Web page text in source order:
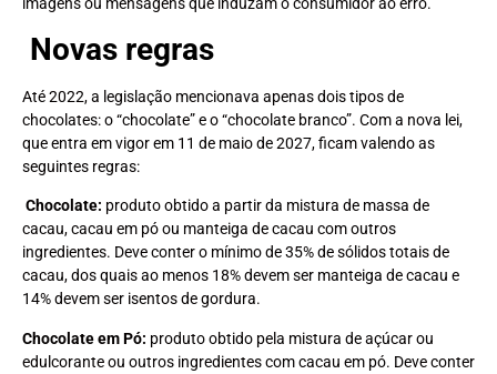
Novas regras
Até 2022, a legislação mencionava apenas dois tipos de
chocolates: o “chocolate” e o “chocolate branco”. Com a nova lei,
que entra em vigor em 11 de maio de 2027, ficam valendo as
seguintes regras:
Chocolate: produto obtido a partir da mistura de massa de
cacau, cacau em pó ou manteiga de cacau com outros
ingredientes. Deve conter o mínimo de 35% de sólidos totais de
cacau, dos quais ao menos 18% devem ser manteiga de cacau e
14% devem ser isentos de gordura.
Chocolate em Pó: produto obtido pela mistura de açúcar ou
edulcorante ou outros ingredientes com cacau em pó. Deve conter